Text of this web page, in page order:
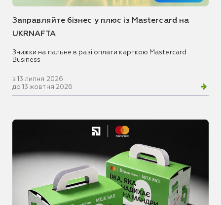
Заправляйте бізнес у плюс із Mastercard на
UKRNAFTA
Знижки на пальне в разі оплати карткою Mastercard
Business
з 13 липня 2026
до 13 жовтня 2026